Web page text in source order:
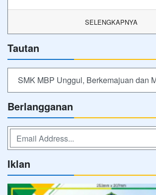
SELENGKAPNYA
Tautan
SMK MBP Unggul, Berkemajuan dan
Berlangganan
Iklan